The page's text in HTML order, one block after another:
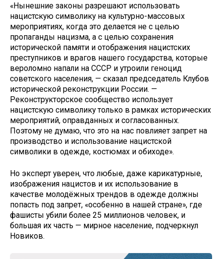
«Нынешние законы разрешают использовать
нацистскую символику на культурно-массовых
мероприятиях, когда это делается не с целью
пропаганды нацизма, а с целью сохранения
исторической памяти и отображения нацистских
преступников и врагов нашего государства, которые
вероломно напали на СССР и утроили геноцид
советского населения, — сказал председатель Клубов
исторической реконструкции России. —
Реконструкторское сообщество использует
нацистскую символику только в рамках исторических
мероприятий, оправданных и согласованных.
Поэтому не думаю, что это на нас повлияет запрет на
производство и использование нацистской
символики в одежде, костюмах и обиходе».
Но эксперт уверен, что любые, даже карикатурные,
изображения нацистов и их использование в
качестве молодёжных трендов в одежде должны
попасть под запрет, «особенно в нашей стране», где
фашисты убили более 25 миллионов человек, и
большая их часть — мирное население, подчеркнул
Новиков.